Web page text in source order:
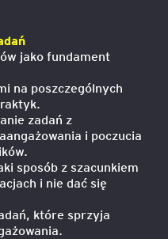
jako fundament
na poszczególnych
zadań z
i poczucia
sposób z szacunkiem
i nie dać się
które sprzyja